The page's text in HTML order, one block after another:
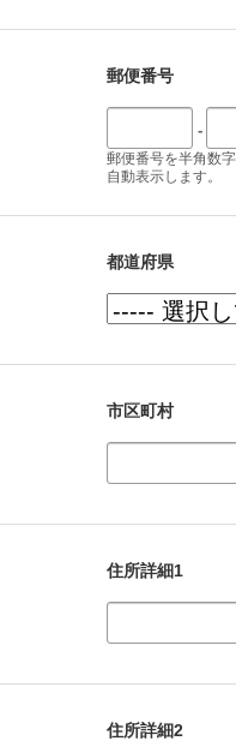
郵便番号
-
郵便番号を半角数
自動表示します。
都道府県
市区町村
住所詳細1
住所詳細2